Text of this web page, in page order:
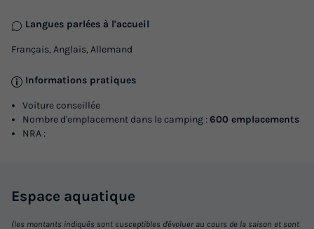
Langues parlées à l'accueil
Français, Anglais, Allemand
Informations pratiques
Voiture conseillée
Nombre d'emplacement dans le camping :600 emplacements
NRA :
Espace aquatique
(les montants indiqués sont susceptibles d'évoluer au cours de la saison et sont